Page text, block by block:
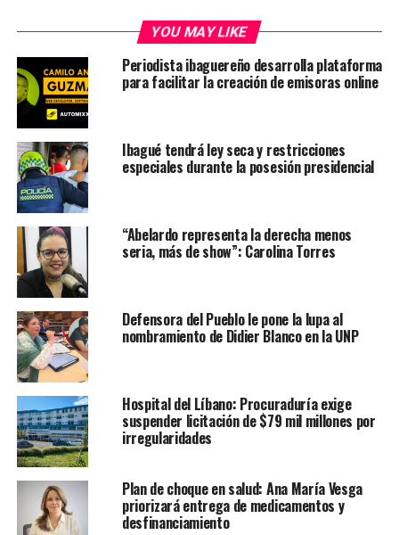
YOU MAY LIKE
Periodista ibaguereño desarrolla plataforma
para facilitar la creación de emisoras online
Ibagué tendrá ley seca y restricciones
especiales durante la posesión presidencial
“Abelardo representa la derecha menos
seria, más de show”: Carolina Torres
Defensora del Pueblo le pone la lupa al
nombramiento de Didier Blanco en la UNP
Hospital del Líbano: Procuraduría exige
suspender licitación de $79 mil millones por
irregularidades
Plan de choque en salud: Ana María Vesga
priorizará entrega de medicamentos y
desfinanciamiento